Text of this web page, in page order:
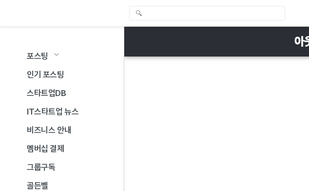
포스팅
인기 포스팅
스타트업DB
IT스타트업 뉴스
비즈니스 안내
멤버십 결제
그룹구독
골든벨